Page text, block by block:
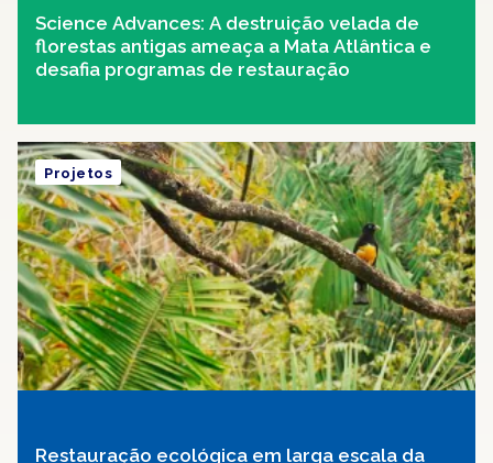
Science Advances: A destruição velada de
florestas antigas ameaça a Mata Atlântica e
desafia programas de restauração
Restauração ecológica em larga escala da
Projetos